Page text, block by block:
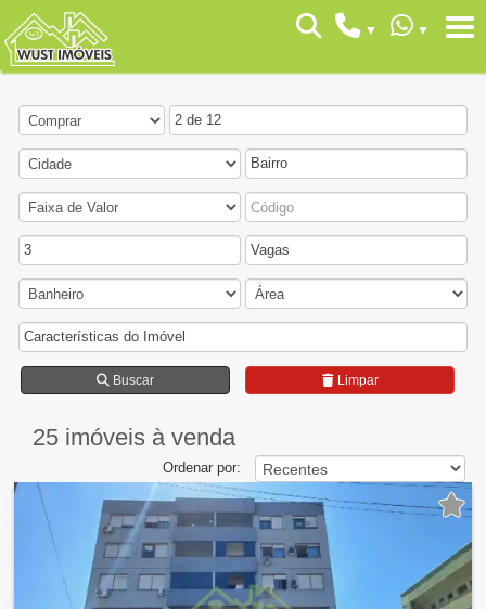
2 de 12
Bairro
3 Vagas
Características do Imóvel
Buscar Limpar
25 imóveis à venda
Ordenar por: